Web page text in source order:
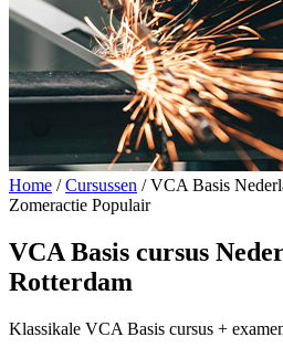
Home / Cursussen / VCA Basis
Zomeractie Populair
VCA Basis cursus
Rotterdam
Klassikale VCA Basis cursus +